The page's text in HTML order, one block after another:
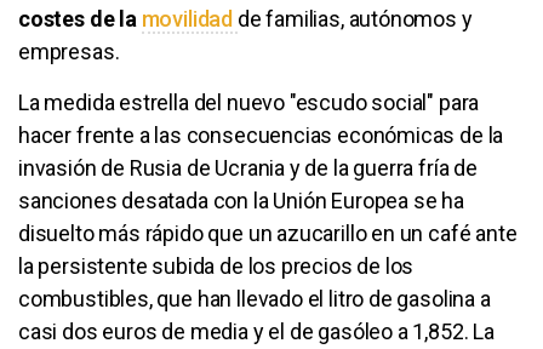
costes de la movilidad de familias, autónomos y
empresas.
La medida estrella del nuevo "escudo social" para
hacer frente a las consecuencias económicas de la
invasión de Rusia de Ucrania y de la guerra fría de
sanciones desatada con la Unión Europea se ha
disuelto más rápido que un azucarillo en un café ante
la persistente subida de los precios de los
combustibles, que han llevado el litro de gasolina a
casi dos euros de media y el de gasóleo a 1,852. La